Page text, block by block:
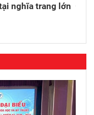
nghĩa trang lớn